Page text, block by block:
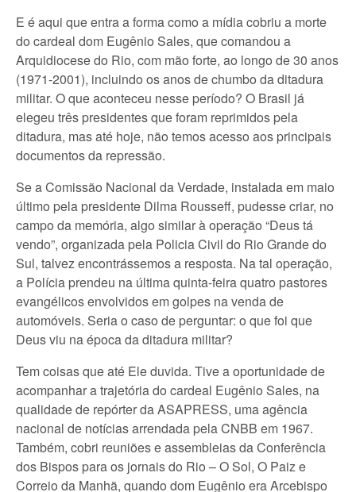
E é aqui que entra a forma como a mídia cobriu a morte
do cardeal dom Eugênio Sales, que comandou a
Arquidiocese do Rio, com mão forte, ao longo de 30 anos
(1971-2001), incluindo os anos de chumbo da ditadura
militar. O que aconteceu nesse período? O Brasil já
elegeu três presidentes que foram reprimidos pela
ditadura, mas até hoje, não temos acesso aos principais
documentos da repressão.
Se a Comissão Nacional da Verdade, instalada em maio
último pela presidente Dilma Rousseff, pudesse criar, no
campo da memória, algo similar à operação “Deus tá
vendo”, organizada pela Policia Civil do Rio Grande do
Sul, talvez encontrássemos a resposta. Na tal operação,
a Polícia prendeu na última quinta-feira quatro pastores
evangélicos envolvidos em golpes na venda de
automóveis. Seria o caso de perguntar: o que foi que
Deus viu na época da ditadura militar?
Tem coisas que até Ele duvida. Tive a oportunidade de
acompanhar a trajetória do cardeal Eugênio Sales, na
qualidade de repórter da ASAPRESS, uma agência
nacional de notícias arrendada pela CNBB em 1967.
Também, cobri reuniões e assembleias da Conferência
dos Bispos para os jornais do Rio – O Sol, O Paiz e
Correio da Manhã, quando dom Eugênio era Arcebispo